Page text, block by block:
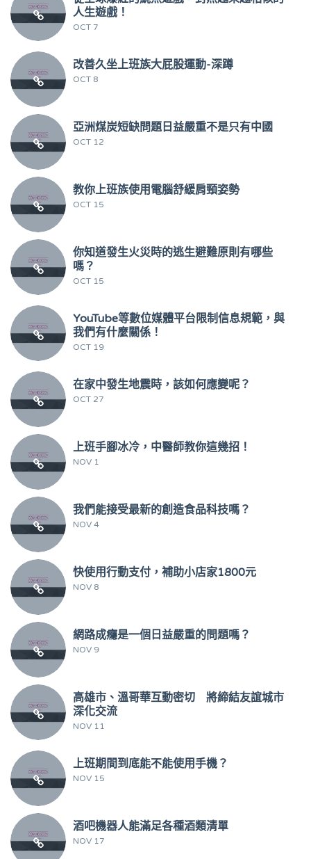
人生遊戲！
OCT 7
改善久坐上班族大屁股運動-深蹲
OCT 8
亞洲煤炭短缺問題日益嚴重不是只有中國
OCT 12
教你上班族使用電腦舒緩肩頸姿勢
OCT 15
你知道發生火災時的逃生避難原則有哪些
嗎？
OCT 15
YouTube等數位媒體平台限制信息規範，與
我們有什麼關係！
OCT 19
在家中發生地震時，該如何應變呢？
OCT 27
上班手腳冰冷，中醫師教你這幾招！
NOV 1
我們能接受最新的創造食品科技嗎？
NOV 4
快使用行動支付，補助小店家1800元
NOV 8
網路成癮是一個日益嚴重的問題嗎？
NOV 9
高雄市、溫哥華互動密切 將締結友誼城市
深化交流
NOV 11
上班期間到底能不能使用手機？
NOV 15
酒吧機器人能滿足各種酒類清單
NOV 17